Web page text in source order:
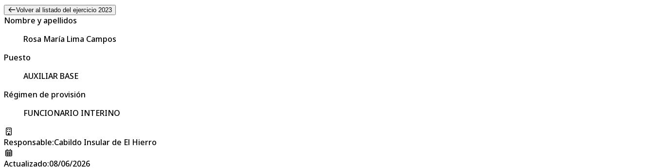
Volver al listado del ejercicio 2023
Nombre y apellidos
Rosa María Lima Campos
Puesto
AUXILIAR BASE
Régimen de provisión
FUNCIONARIO INTERINO
Responsable:Cabildo Insular de El Hierro
Actualizado:08/06/2026